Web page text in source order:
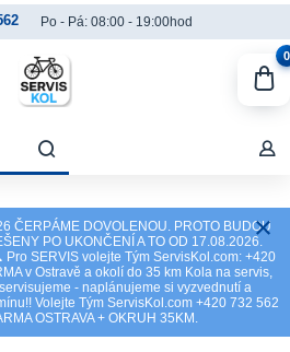
ČERPÁME DOVOLENOU. PROTO BUDOU
PO UKONČENÍ A TO OD 17.08.2026.
Pro SERVIS volejte Tým ServisKol.com: +420
v Ostravě a okolí do 35 km Kola na servis,
- naplánujeme si vyzvednutí a
Volejte Tým ServisKol.com +420 732 562
OSTRAVA + OKRUH 35KM.
Po - Pá: 08:00 - 19:00hod
0